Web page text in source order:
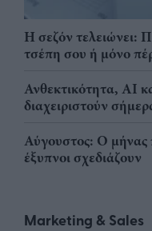
Η σεζόν τελειώνει:
τσέπη σου ή μόνο
Ανθεκτικότητα, AI
διαχειριστούν
Αύγουστος: Ο μήνας
έξυπνοι σχεδιάζουν
Marketing & Sales